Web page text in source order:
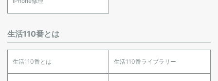
生活110番とは
生活110番とは 生活110番ライブラリー